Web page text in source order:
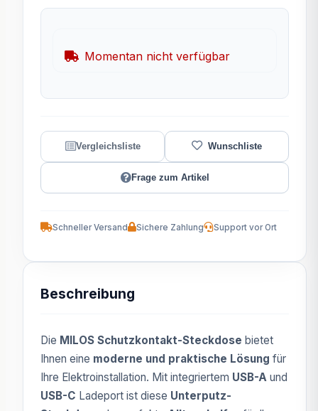
Momentan nicht verfügbar
Frage zum Artikel
Schneller Versand Sichere Zahlung Support vor Ort
Beschreibung
Die MILOS Schutzkontakt-Steckdose bietet
Ihnen eine moderne und praktische Lösung für
Ihre Elektroinstallation. Mit integriertem USB-A und
USB-C Ladeport ist diese Unterputz-